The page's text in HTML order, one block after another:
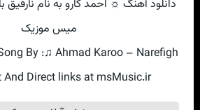
دانلود آهنگ ☼ احمد کارو به نام نارفیق
میس موزیک
By :♫ Ahmad Karoo – Narefigh
And Direct links at msMusic.ir